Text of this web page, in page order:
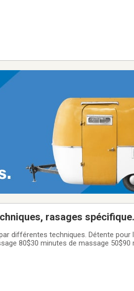
rasages spécifique.
différentes techniques. Détente pour
80$30 minutes de massage 50$90